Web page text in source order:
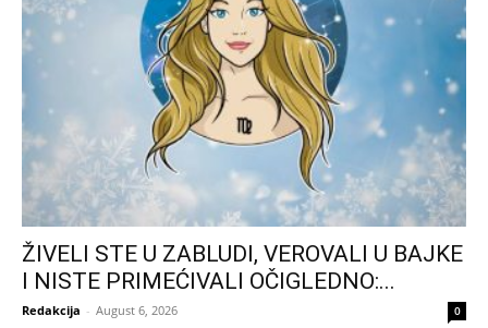
ŽIVELI STE U ZABLUDI, VEROVALI U BAJKE
I NISTE PRIMEĆIVALI OČIGLEDNO:...
Redakcija - August 6, 2026 0